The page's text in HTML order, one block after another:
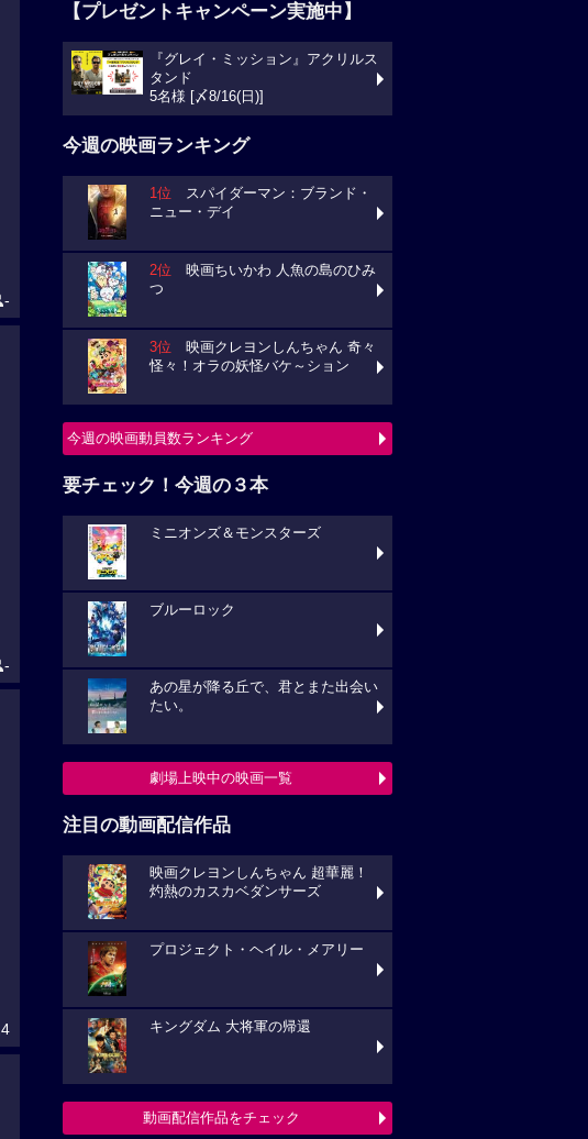
-
-
4
【プレゼントキャンペーン実施中】
『グレイ・ミッション』アクリルス
タンド
5名様 [〆8/16(日)]
今週の映画ランキング
1位 スパイダーマン：ブランド・
ニュー・デイ
2位 映画ちいかわ 人魚の島のひみ
つ
3位 映画クレヨンしんちゃん 奇々
怪々！オラの妖怪バケ～ション
今週の映画動員数ランキング
要チェック！今週の３本
ミニオンズ＆モンスターズ
ブルーロック
あの星が降る丘で、君とまた出会い
たい。
劇場上映中の映画一覧
注目の動画配信作品
映画クレヨンしんちゃん 超華麗！
灼熱のカスカベダンサーズ
プロジェクト・ヘイル・メアリー
キングダム 大将軍の帰還
動画配信作品をチェック